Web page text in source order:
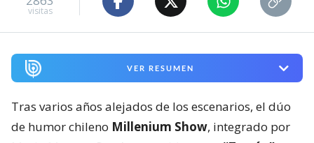
visitas
VER RESUMEN
Tras varios años alejados de los escenarios, el dúo
de humor chileno Millenium Show, integrado por